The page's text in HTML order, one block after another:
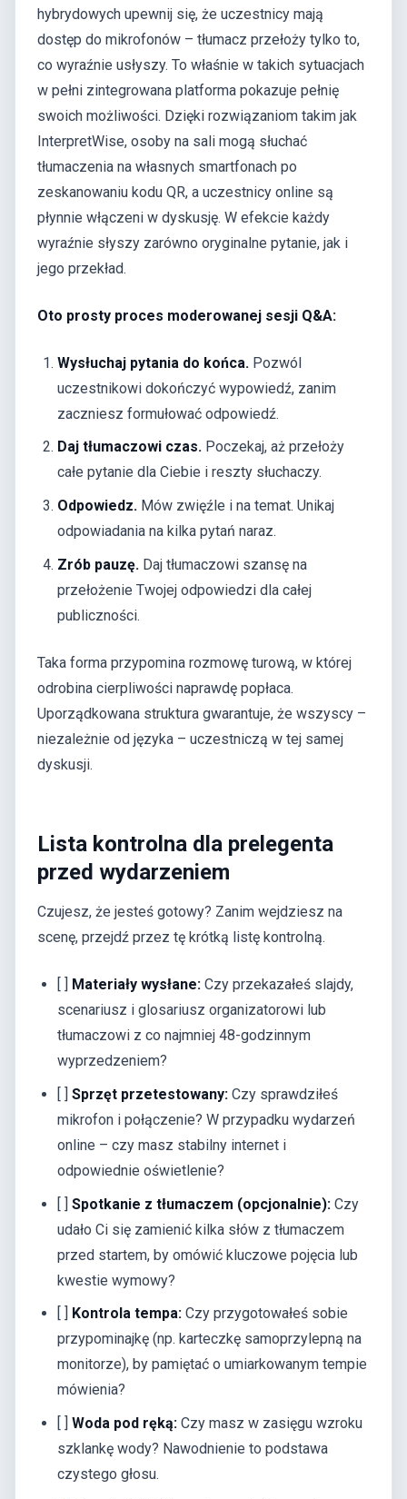
hybrydowych upewnij się, że uczestnicy mają
dostęp do mikrofonów – tłumacz przełoży tylko to,
co wyraźnie usłyszy. To właśnie w takich sytuacjach
w pełni zintegrowana platforma pokazuje pełnię
swoich możliwości. Dzięki rozwiązaniom takim jak
InterpretWise, osoby na sali mogą słuchać
tłumaczenia na własnych smartfonach po
zeskanowaniu kodu QR, a uczestnicy online są
płynnie włączeni w dyskusję. W efekcie każdy
wyraźnie słyszy zarówno oryginalne pytanie, jak i
jego przekład.
Oto prosty proces moderowanej sesji Q&A:
Wysłuchaj pytania do końca. Pozwól
uczestnikowi dokończyć wypowiedź, zanim
zaczniesz formułować odpowiedź.
Daj tłumaczowi czas. Poczekaj, aż przełoży
całe pytanie dla Ciebie i reszty słuchaczy.
Odpowiedz. Mów zwięźle i na temat. Unikaj
odpowiadania na kilka pytań naraz.
Zrób pauzę. Daj tłumaczowi szansę na
przełożenie Twojej odpowiedzi dla całej
publiczności.
Taka forma przypomina rozmowę turową, w której
odrobina cierpliwości naprawdę popłaca.
Uporządkowana struktura gwarantuje, że wszyscy –
niezależnie od języka – uczestniczą w tej samej
dyskusji.
Lista kontrolna dla prelegenta
przed wydarzeniem
Czujesz, że jesteś gotowy? Zanim wejdziesz na
scenę, przejdź przez tę krótką listę kontrolną.
[ ] Materiały wysłane: Czy przekazałeś slajdy,
scenariusz i glosariusz organizatorowi lub
tłumaczowi z co najmniej 48-godzinnym
wyprzedzeniem?
[ ]Sprzęt przetestowany: Czy sprawdziłeś
mikrofon i połączenie? W przypadku wydarzeń
online – czy masz stabilny internet i
odpowiednie oświetlenie?
[ ]Spotkanie z tłumaczem (opcjonalnie): Czy
udało Ci się zamienić kilka słów z tłumaczem
przed startem, by omówić kluczowe pojęcia lub
kwestie wymowy?
Kontrola tempa: Czy przygotowałeś sobie
przypominajkę (np. karteczkę samoprzylepną na
monitorze), by pamiętać o umiarkowanym tempie
mówienia?
[ ]Woda pod ręką: Czy masz w zasięgu wzroku
szklankę wody? Nawodnienie to podstawa
czystego głosu.